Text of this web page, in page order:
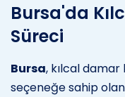
Bursa'da
Süreci
Bursa, kılcal
seçeneğe sahip